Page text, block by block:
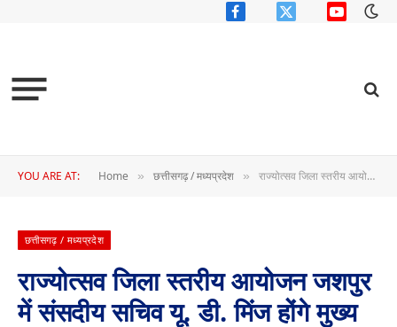
FacebookX
YouTube
YOU ARE AT: Home » छत्तीसगढ़ / मध्यप्रदेश » राज्योत्सव जिला स्तरीय आयोजन जशपुर में संसदीय सचिव यू. डी. मिंज होंगे मुख्य अतिथि*
छत्तीसगढ़ / मध्यप्रदेश
राज्योत्सव जिला स्तरीय आयोजन जशपुर
में संसदीय सचिव यू. डी. मिंज होंगे मुख्य